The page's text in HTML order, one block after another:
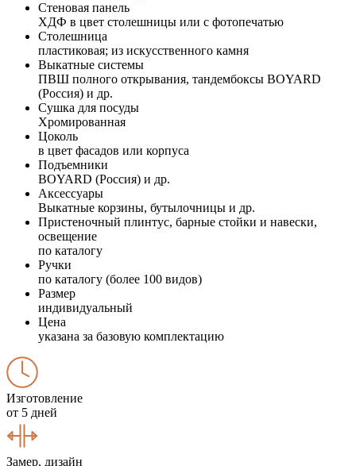
Стеновая панель
ХДФ в цвет столешницы или с фотопечатью
Столешница
пластиковая; из искусственного камня
Выкатные системы
ПВШ полного открывания, тандембоксы BOYARD
(Россия) и др.
Сушка для посуды
Хромированная
Цоколь
в цвет фасадов или корпуса
Подъемники
BOYARD (Россия) и др.
Аксессуары
Выкатные корзины, бутылочницы и др.
Пристеночный плинтус, барные стойки и навески,
освещение
по каталогу
Ручки
по каталогу (более 100 видов)
Размер
индивидуальный
Цена
указана за базовую комплектацию
Изготовление
от 5 дней
Замер, дизайн